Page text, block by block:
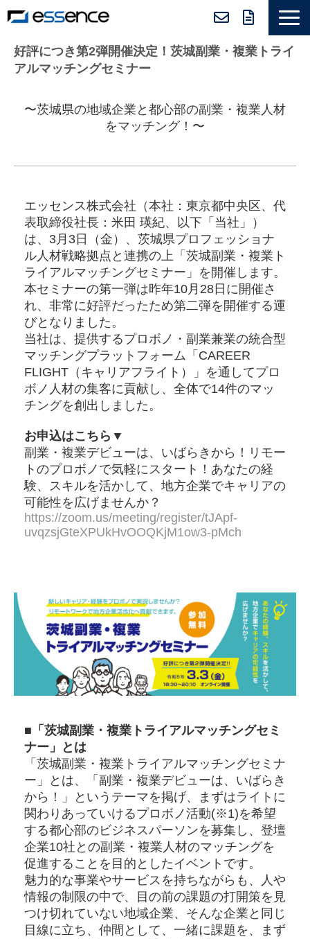
サービス紹介
ニュース＆トピックス
導入事例
好評につき第2弾開催決定！茨城副業・複業トライ
アルマッチングセミナー
〜茨城県の地域企業と都心部の副業・複業人材
をマッチング！〜
エッセンス株式会社（本社：東京都中央区、代
表取締役社長：⽶⽥ 瑛紀、以下「当社」）
は、3月3日（金）、茨城県プロフェッショナ
ル人材戦略拠点と連携の上「茨城副業・複業ト
ライアルマッチングセミナー」を開催します。
本セミナーの第一弾は昨年10月28日に開催さ
れ、非常に好評だったため第二弾を開催する運
びとなりました。
当社は、提供するプロボノ・副業兼業の統合型
マッチングプラットフォーム「CAREER
FLIGHT（キャリアフライト）」を通してプロ
ボノ人材の集客に貢献し、全体で14件のマッ
チングを創出しました。
お申込はこちら▼
副業・複業デビューは、いばらきから！リモー
トのプロボノで気軽にスタート！あなたの経
験、スキルを活かして、地方企業でキャリアの
可能性を広げませんか？
https://zoom.us/meeting/register/tJApf-
uvqzsjGteXPUkHvOOQKjM1ow3-pMch
■「茨城副業・複業トライアルマッチングセミ
ナー」とは
「茨城副業・複業トライアルマッチングセミナ
ー」とは、「副業・複業デビューは、いばらき
から！」というテーマを掲げ、まずはライトに
関わりあっていけるプロボノ活動(※1)を希望
する都心部のビジネスパーソンを募集し、登壇
企業10社との副業・複業人材のマッチングを
促進することを目的としたイベントです。
魅力的な事業やサービスを持ちながらも、人や
情報の制限の中で、目の前の課題の打開策を見
つけ切れていない地域企業、そんな企業と同じ
目線に立ち、仲間として、一緒に課題を、まず